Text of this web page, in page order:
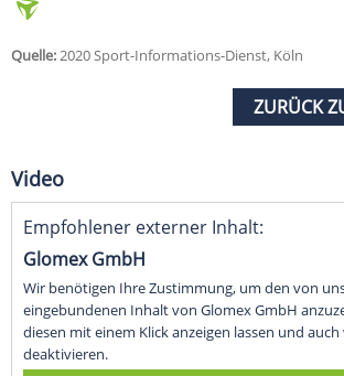
Quelle:2020 Sport-Informations-Dienst, Köln
ZURÜCK
Video
Empfohlener externer Inhalt:
Glomex GmbH
Wir benötigen Ihre Zustimmung, um den von
eingebundenen Inhalt von Glomex GmbH
diesen mit einem Klick anzeigen lassen und
deaktivieren.